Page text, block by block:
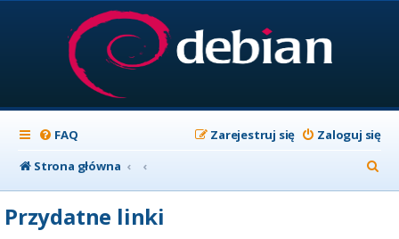
FAQ Zaloguj się
Zarejestruj się
Strona główna
z
Przydatne linki